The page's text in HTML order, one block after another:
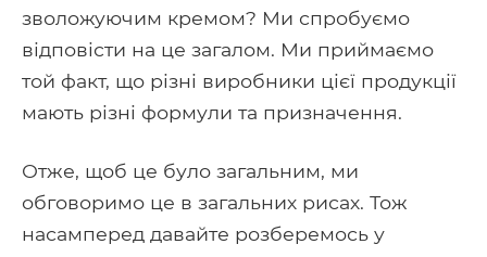
зволожуючим кремом? Ми спробуємо
відповісти на це загалом. Ми приймаємо
той факт, що різні виробники цієї продукції
мають різні формули та призначення.
Отже, щоб це було загальним, ми
обговоримо це в загальних рисах. Тож
насамперед давайте розберемось у